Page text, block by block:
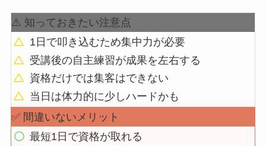
⚠️ 知っておきたい注意点
1日で叩き込むため集中力が必要
受講後の自主練習が成果を左右する
資格だけでは集客はできない
当日は体力的に少しハードかも
✅ 間違いないメリット
最短1日で資格が取れる